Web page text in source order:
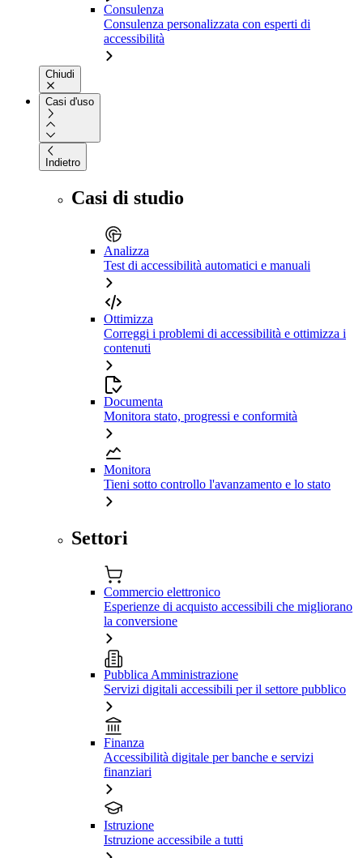
Consulenza
Consulenza personalizzata con esperti di
accessibilità
Chiudi
Casi d'uso
Indietro
Casi di studio
Analizza
Test di accessibilità automatici e manuali
Ottimizza
Correggi i problemi di accessibilità e ottimizza i
contenuti
Documenta
Monitora stato, progressi e conformità
Monitora
Tieni sotto controllo l'avanzamento e lo stato
Settori
Commercio elettronico
Esperienze di acquisto accessibili che migliorano
la conversione
Pubblica Amministrazione
Servizi digitali accessibili per il settore pubblico
Finanza
Accessibilità digitale per banche e servizi
finanziari
Istruzione
Istruzione accessibile a tutti